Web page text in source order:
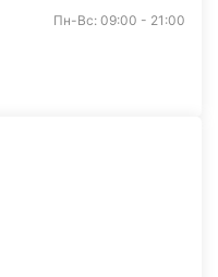
Пн-Вс: 09:00 - 21:00